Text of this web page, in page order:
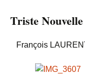
Triste Nouvelle
François